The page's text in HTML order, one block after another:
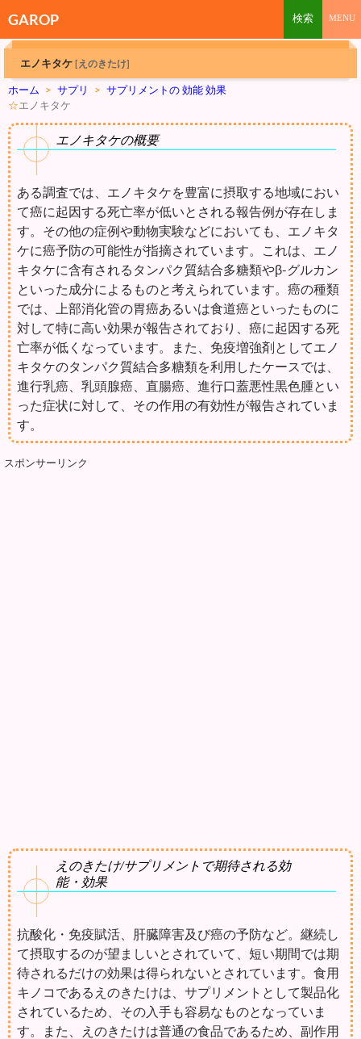
GAROP
エノキタケ [えのきたけ]
ホーム > サプリ > サプリメントの 効能 効果
☆エノキタケ
エノキタケの概要
ある調査では、エノキタケを豊富に摂取する地域におい
て癌に起因する死亡率が低いとされる報告例が存在しま
す。その他の症例や動物実験などにおいても、エノキタ
ケに癌予防の可能性が指摘されています。これは、エノ
キタケに含有されるタンパク質結合多糖類やβ-グルカン
といった成分によるものと考えられています。癌の種類
では、上部消化管の胃癌あるいは食道癌といったものに
対して特に高い効果が報告されており、癌に起因する死
亡率が低くなっています。また、免疫増強剤としてエノ
キタケのタンパク質結合多糖類を利用したケースでは、
進行乳癌、乳頭腺癌、直腸癌、進行口蓋悪性黒色腫とい
った症状に対して、その作用の有効性が報告されていま
す。
スポンサーリンク
えのきたけ/サプリメントで期待される効
能・効果
抗酸化・免疫賦活、肝臓障害及び癌の予防など。継続し
て摂取するのが望ましいとされていて、短い期間では期
待されるだけの効果は得られないとされています。食用
キノコであるえのきたけは、サプリメントとして製品化
されているため、その入手も容易なものとなっていま
す。また、えのきたけは普通の食品であるため、副作用